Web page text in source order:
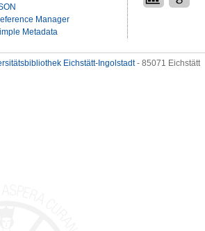
Manager
Metadata
Eichstätt-Ingolstadt- 85071 Eichstätt